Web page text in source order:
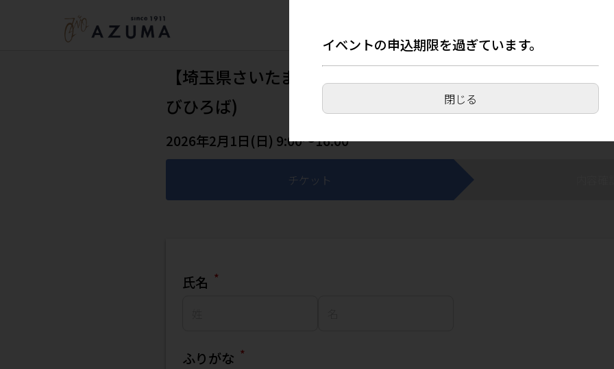
【埼玉県さいたま市中央区】はじめての親子じてんしゃ教
びひろば)
2026年2月1日(日) 9:00～16:00
チケット
氏名 *
ふりがな *
イベントの申込期限を過ぎています。
閉じる